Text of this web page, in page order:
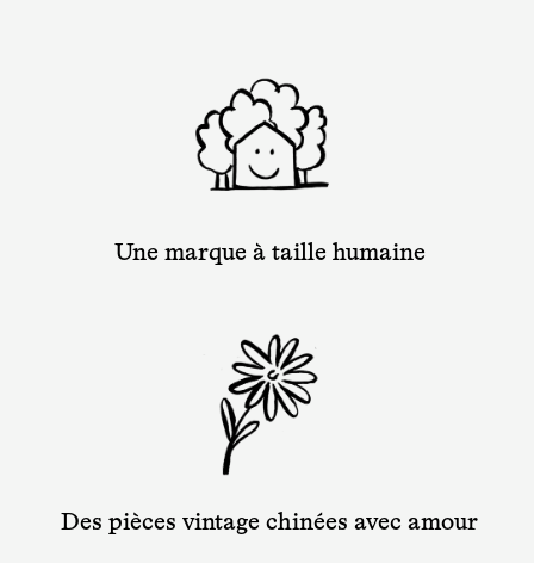
Une marque à taille humaine
Des pièces vintage chinées avec amour